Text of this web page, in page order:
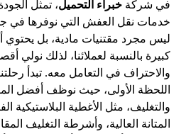
في شركةخبراء التحميل، تمثل
خدمات نقل العفش التي نوفرها في
ليس مجرد مقتنيات مادية، بل يحتوي
كبيرة بالنسبة لعملائنا، لذلك نولي
والاحتراف في التعامل معه. تبدأ
اللحظة الأولى، حيث نوظف أفضل
والتغليف، مثل الأغطية البلاستيكية
المتانة العالية، وأشرطة التغليف